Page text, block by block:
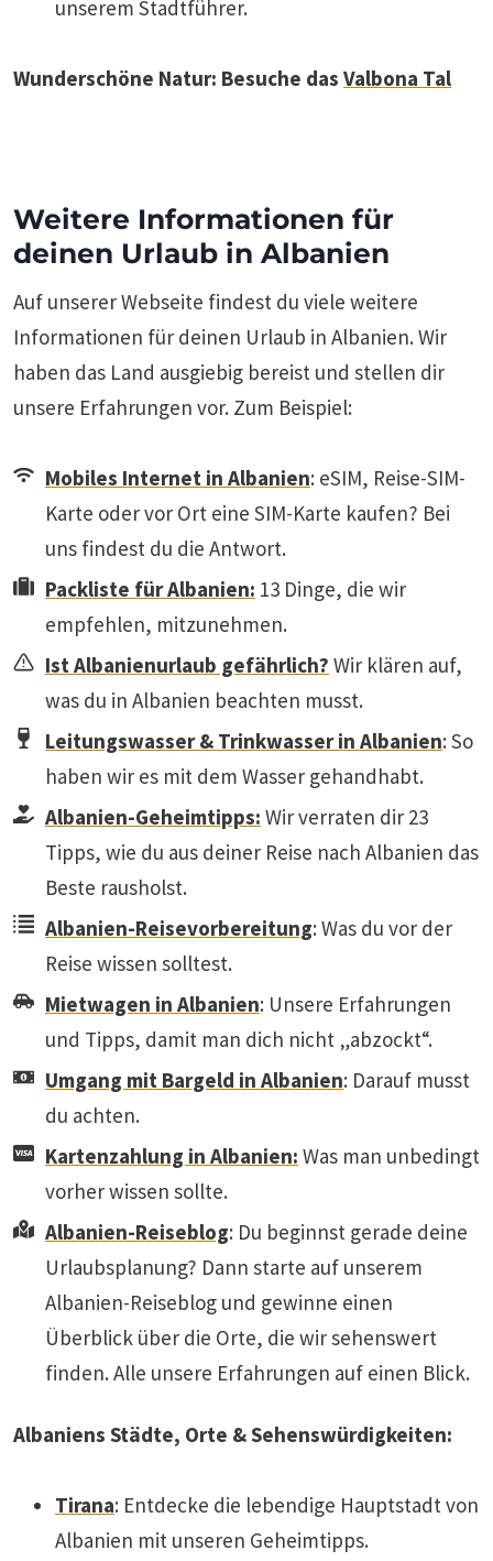
unserem Stadtführer.
Wunderschöne Natur: Besuche das Valbona Tal
Weitere Informationen für
deinen Urlaub in Albanien
Auf unserer Webseite findest du viele weitere
Informationen für deinen Urlaub in Albanien. Wir
haben das Land ausgiebig bereist und stellen dir
unsere Erfahrungen vor. Zum Beispiel:
Mobiles Internet in Albanien: eSIM, Reise-SIM-
Karte oder vor Ort eine SIM-Karte kaufen? Bei
uns findest du die Antwort.
Packliste für Albanien: 13 Dinge, die wir
empfehlen, mitzunehmen.
Ist Albanienurlaub gefährlich? Wir klären auf,
was du in Albanien beachten musst.
Leitungswasser & Trinkwasser in Albanien: So
haben wir es mit dem Wasser gehandhabt.
Albanien-Geheimtipps: Wir verraten dir 23
Tipps, wie du aus deiner Reise nach Albanien das
Beste rausholst.
Albanien-Reisevorbereitung: Was du vor der
Reise wissen solltest.
Mietwagen in Albanien: Unsere Erfahrungen
und Tipps, damit man dich nicht „abzockt“.
Umgang mit Bargeld in Albanien: Darauf musst
du achten.
Kartenzahlung in Albanien: Was man unbedingt
vorher wissen sollte.
Albanien-Reiseblog: Du beginnst gerade deine
Urlaubsplanung? Dann starte auf unserem
Albanien-Reiseblog und gewinne einen
Überblick über die Orte, die wir sehenswert
finden. Alle unsere Erfahrungen auf einen Blick.
Albaniens Städte, Orte & Sehenswürdigkeiten:
Tirana: Entdecke die lebendige Hauptstadt von
Albanien mit unseren Geheimtipps.